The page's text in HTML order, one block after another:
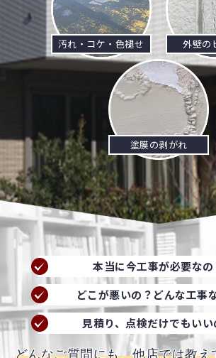
汚れ・コケ・色褪せ 外壁の
塗膜の剥がれ
本当に今工事が必要なの
どこが悪いの？どんな工事
見積り、点検だけでもいい
どんなご質問にも、他店では教え